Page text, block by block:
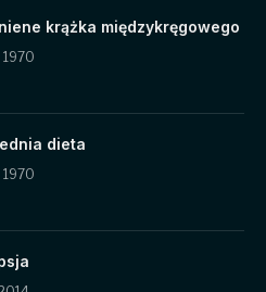
krążka międzykręgowego
1970
dieta
1970